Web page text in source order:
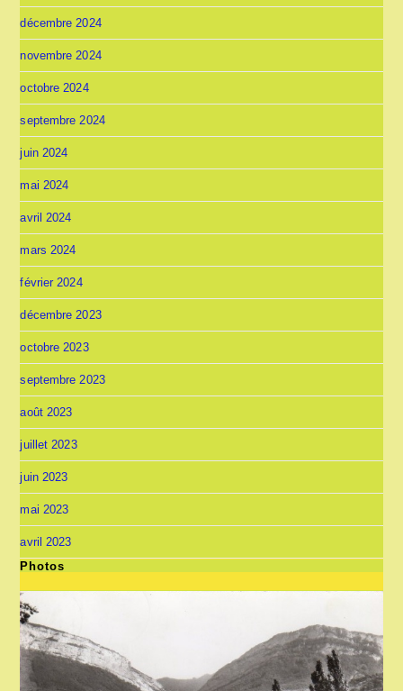
décembre 2024
novembre 2024
octobre 2024
septembre 2024
juin 2024
mai 2024
avril 2024
mars 2024
février 2024
décembre 2023
octobre 2023
septembre 2023
août 2023
juillet 2023
juin 2023
mai 2023
avril 2023
Photos